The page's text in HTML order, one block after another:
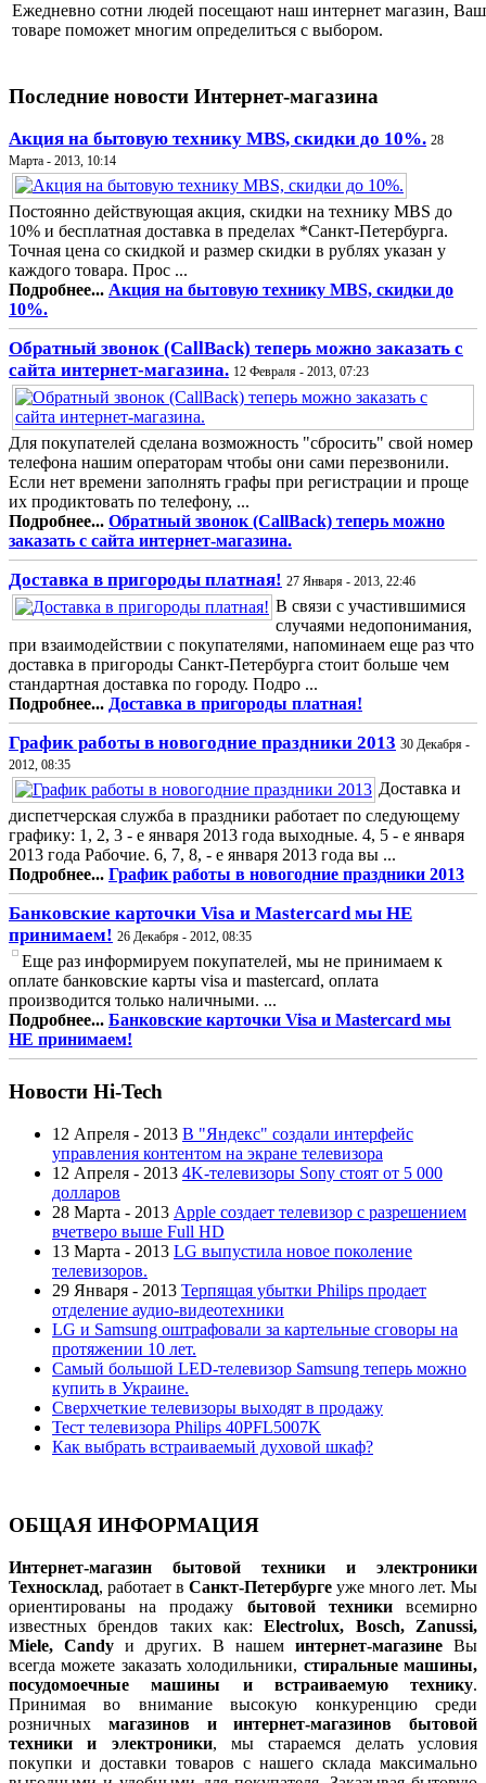
Ежедневно сотни людей посещают наш интернет магазин,
товаре поможет многим определиться с выбором.
Последние новости Интернет-магазина
Акция на бытовую технику MBS, скидки до 10%. 28
Марта - 2013, 10:14
Постоянно действующая акция, скидки на технику MBS до
10% и бесплатная доставка в пределах *Санкт-Петербурга.
Точная цена со скидкой и размер скидки в рублях указан у
каждого товара. Прос ...
Подробнее... Акция на бытовую технику MBS, скидки до
10%.
Обратный звонок (CallBack) теперь можно заказать с
сайта интернет-магазина. 12 Февраля - 2013, 07:23
Для покупателей сделана возможность "сбросить" свой номер
телефона нашим операторам чтобы они сами перезвонили.
Если нет времени заполнять графы при регистрации и проще
их продиктовать по телефону, ...
Подробнее... Обратный звонок (CallBack) теперь можно
заказать с сайта интернет-магазина.
Доставка в пригороды платная! 27 Января - 2013, 22:46
В связи с участившимися
случаями недопонимания,
при взаимодействии с покупателями, напоминаем еще раз что
доставка в пригороды Санкт-Петербурга стоит больше чем
стандартная доставка по городу. Подро ...
Подробнее... Доставка в пригороды платная!
График работы в новогодние праздники 2013 30 Декабря -
2012, 08:35
Доставка и
диспетчерская служба в праздники работает по следующему
графику: 1, 2, 3 - е января 2013 года выходные. 4, 5 - е января
2013 года Рабочие. 6, 7, 8, - е января 2013 года вы ...
Подробнее... График работы в новогодние праздники 2013
Банковские карточки Visa и Mastercard мы НЕ
принимаем! 26 Декабря - 2012, 08:35
Еще раз информируем покупателей, мы не принимаем к
оплате банковские карты visa и mastercard, оплата
производится только наличными. ...
Подробнее... Банковские карточки Visa и Mastercard мы
НЕ принимаем!
Новости Hi-Tech
12 Апреля - 2013 В "Яндекс" создали интерфейс
управления контентом на экране телевизора
12 Апреля - 2013 4K-телевизоры Sony стоят от 5 000
долларов
28 Марта - 2013 Apple создает телевизор с разрешением
вчетверо выше Full HD
13 Марта - 2013 LG выпустила новое поколение
телевизоров.
29 Января - 2013 Терпящая убытки Philips продает
отделение аудио-видеотехники
LG и Samsung оштрафовали за картельные сговоры на
протяжении 10 лет.
Самый большой LED-телевизор Samsung теперь можно
купить в Украине.
Сверхчеткие телевизоры выходят в продажу
Тест телевизора Philips 40PFL5007K
Как выбрать встраиваемый духовой шкаф?
ОБЩАЯ ИНФОРМАЦИЯ
Интернет-магазин бытовой техники и электроники
Техносклад, работает в Санкт-Петербурге уже много лет. Мы
ориентированы на продажу бытовой техникивсемирно
известных брендов таких как:Electrolux, Bosch, Zanussi,
Miele, Candy и других. В нашем интернет-магазине Вы
всегда можете заказать холодильники, стиральные машины,
посудомоечные машины и встраиваемую технику.
Принимая во внимание высокую конкуренцию среди
розничных магазинов и интернет-магазинов бытовой
техники и электроники, мы стараемся делать условия
покупки и доставки товаров с нашего склада максимально